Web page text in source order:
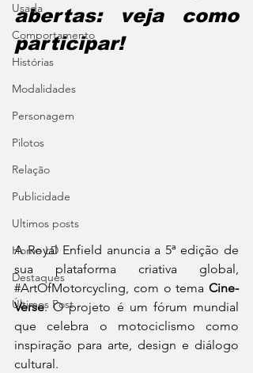
Usada
Comportamento
Histórias
Modalidades
Personagem
Pilotos
Relação
Publicidade
Ultimos posts
Home LD
Destaques
Últimos Post
abertas: veja como
participar!
A Royal Enfield anuncia a 5ª edição de
#ArtOfMotorcycling, com o tema Cine-
Verse. O projeto é um fórum mundial
que celebra o motociclismo como
inspiração para arte, design e diálogo
cultural.